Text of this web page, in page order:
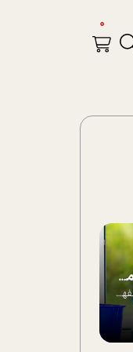
0
چطور کودکان را مسئولیت‌پذیر بار بیاورید؟
مسئولیت پذیری مفهومی ا ست که هر چه کودکت...